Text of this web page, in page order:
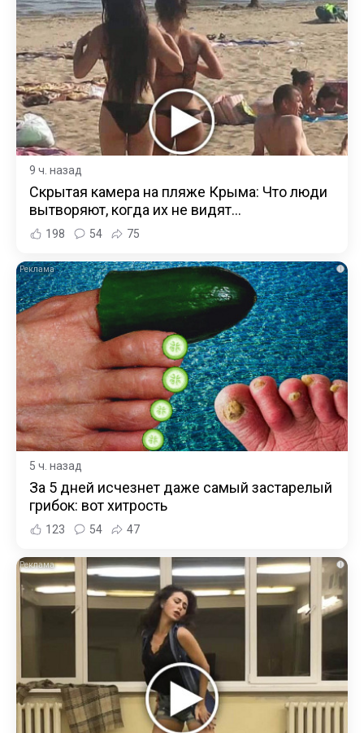
9 ч. назад
Скрытая камера на пляже Крыма: Что люди
вытворяют, когда их не видят...
198 54 75
i
5 ч. назад
За 5 дней исчезнет даже самый застарелый
грибок: вот хитрость
123 54 47
i